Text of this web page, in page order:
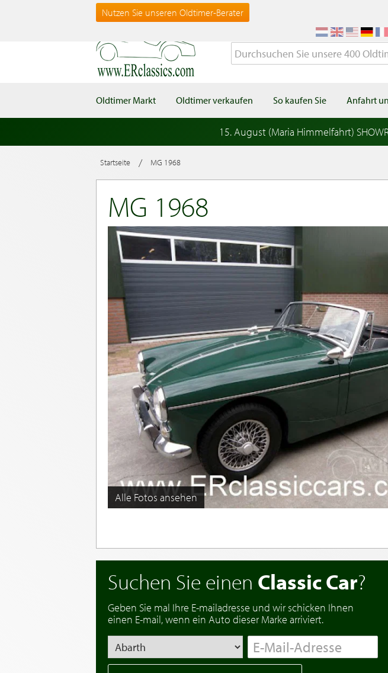
Nutzen Sie unseren Oldtimer-Berater
Oldtimer Markt Oldtimer verkaufen So kaufen Sie Anfahrt
15. August (Maria Himmelfahrt)
Startseite / MG 1968
MG 1968
Alle Fotos ansehen
Suchen Sie einen Classic Car?
Geben Sie mal Ihre E-mailadresse und wir schicken Ihnen
einen E-mail, wenn ein Auto dieser Marke arriviert.